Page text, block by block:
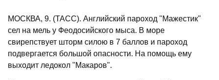
МОСКВА, 9. (ТАСС). Английский пароход "Мажестик"
сел на мель у Феодосийского мыса. В море
свирепствует шторм силою в 7 баллов и пароход
подвергается большой опасности. На помощь ему
выходит ледокол "Макаров".